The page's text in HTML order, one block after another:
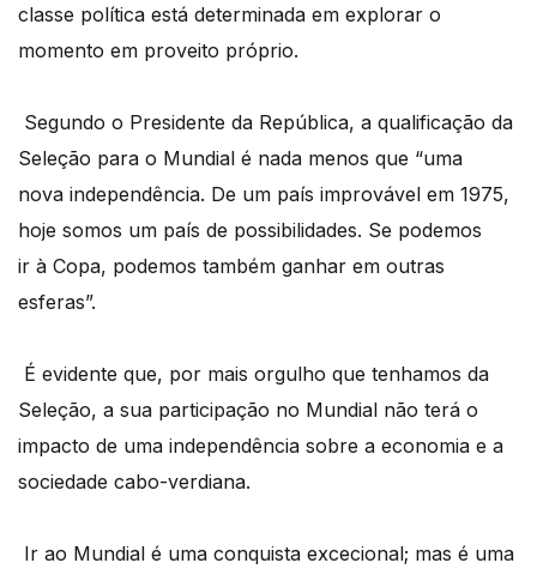
classe política está determinada em explorar o
momento em proveito próprio.
Segundo o Presidente da República, a qualificação da
Seleção para o Mundial é nada menos que “uma
nova independência. De um país improvável em 1975,
hoje somos um país de possibilidades. Se podemos
ir à Copa, podemos também ganhar em outras
esferas”.
É evidente que, por mais orgulho que tenhamos da
Seleção, a sua participação no Mundial não terá o
impacto de uma independência sobre a economia e a
sociedade cabo-verdiana.
Ir ao Mundial é uma conquista excecional; mas é uma